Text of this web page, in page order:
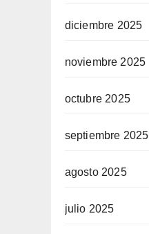
diciembre 2025
noviembre 2025
octubre 2025
septiembre 2025
agosto 2025
julio 2025